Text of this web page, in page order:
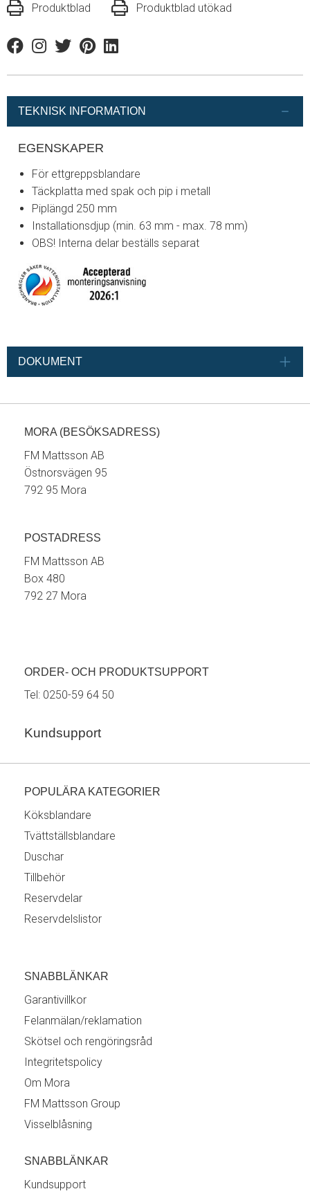
Produktblad Produktblad utökad
FacebookInstagram
TwitterPinterestLinkedin
TEKNISK INFORMATION
EGENSKAPER
För ettgreppsblandare
Täckplatta med spak och pip i metall
Piplängd 250 mm
Installationsdjup (min. 63 mm - max. 78 mm)
OBS! Interna delar beställs separat
DOKUMENT
MORA (BESÖKSADRESS)
FM Mattsson AB
Östnorsvägen 95
792 95 Mora
POSTADRESS
FM Mattsson AB
Box 480
792 27 Mora
ORDER- OCH PRODUKTSUPPORT
Tel: 0250-59 64 50
Kundsupport
POPULÄRA KATEGORIER
Köksblandare
Tvättställsblandare
Duschar
Tillbehör
Reservdelar
Reservdelslistor
SNABBLÄNKAR
Garantivillkor
Felanmälan/reklamation
Skötsel och rengöringsråd
Integritetspolicy
Om Mora
FM Mattsson Group
Visselblåsning
SNABBLÄNKAR
Kundsupport